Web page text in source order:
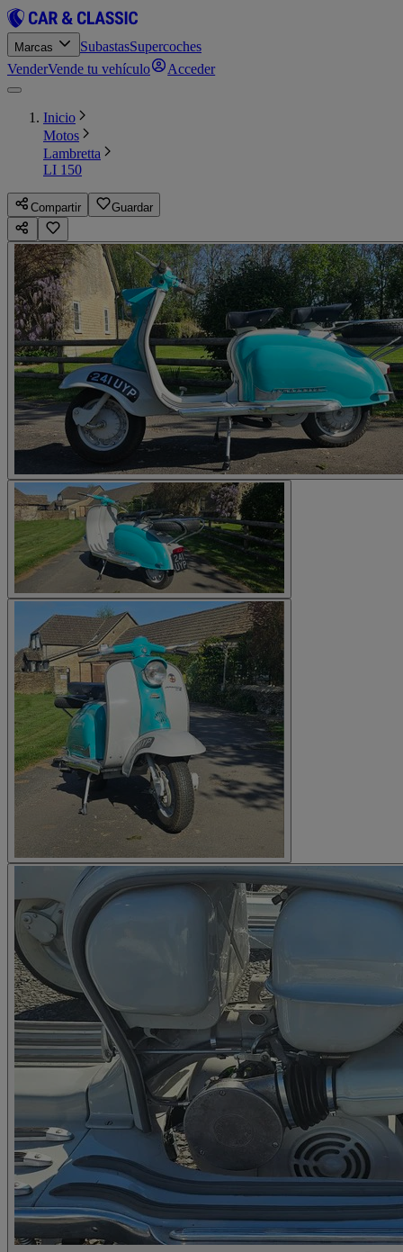
Marcas SubastasSupercoches
VenderVende tu vehículo Acceder
Inicio
Motos
Lambretta
LI 150
Compartir Guardar